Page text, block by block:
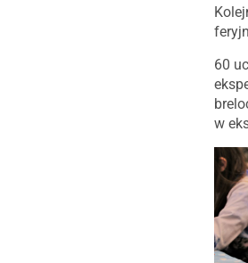
Kolejne pięć, równie kreatywnych, pracowitych i kolorowych dni za Nami – zakończyliśmy dzisiaj drugi tydzień warsztatów
60
w